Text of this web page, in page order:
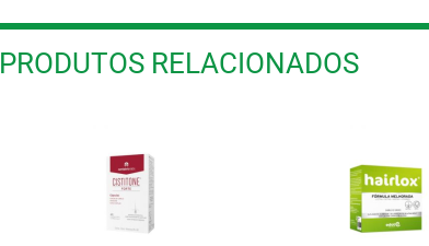
PRODUTOS RELACIONADOS